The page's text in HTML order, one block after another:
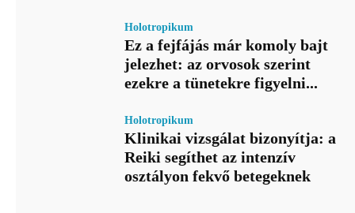
Holotropikum
Ez a fejfájás már komoly bajt
jelezhet: az orvosok szerint
ezekre a tünetekre figyelni...
Holotropikum
Klinikai vizsgálat bizonyítja: a
Reiki segíthet az intenzív
osztályon fekvő betegeknek